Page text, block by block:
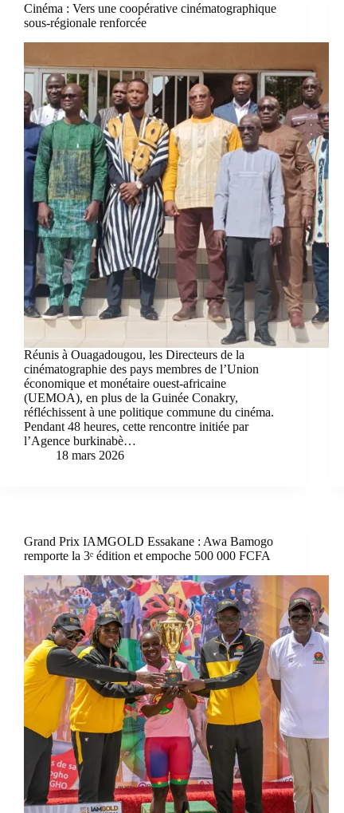
Cinéma : Vers une coopérative cinématographique
sous-régionale renforcée
Réunis à Ouagadougou, les Directeurs de la
cinématographie des pays membres de l’Union
économique et monétaire ouest-africaine
(UEMOA), en plus de la Guinée Conakry,
réfléchissent à une politique commune du cinéma.
Pendant 48 heures, cette rencontre initiée par
l’Agence burkinabè…
18 mars 2026
Grand Prix IAMGOLD Essakane : Awa Bamogo
remporte la 3ᵉ édition et empoche 500 000 FCFA